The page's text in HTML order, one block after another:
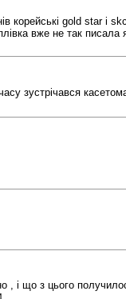
корейські gold star
вже не так писала
зустрічався
, і що з цього